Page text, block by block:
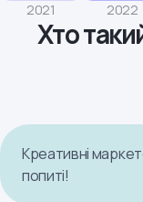
2021 2022
Хто
Креативні
попиті!